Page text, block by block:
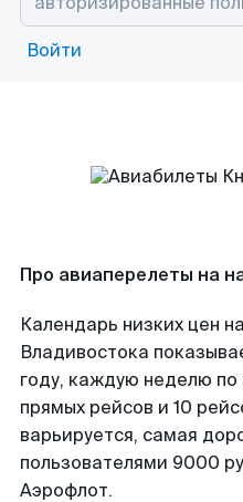
Войти
Про авиаперелеты на
Календарь низких цен
Владивостока
году, каждую неделю
прямых рейсов и 10
варьируется, самая
пользователями 9000
Аэрофлот.